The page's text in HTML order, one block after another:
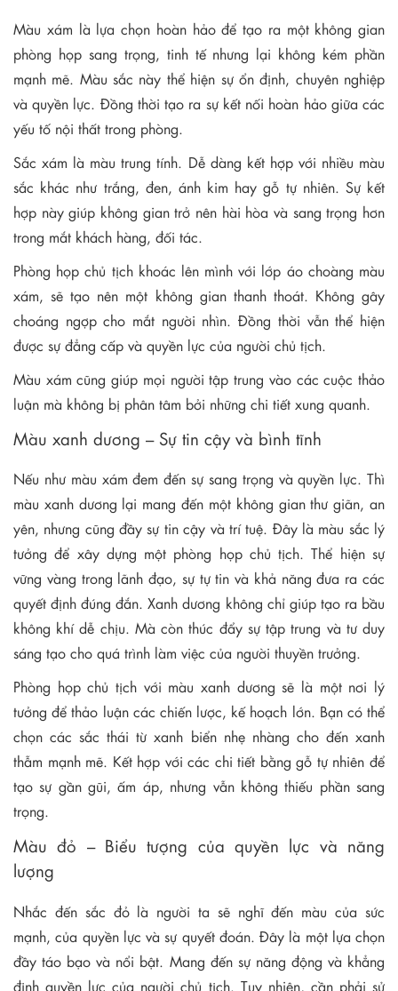
Màu xám là lựa chọn hoàn hảo để tạo ra một không gian
phòng họp sang trọng, tinh tế nhưng lại không kém phần
mạnh mẽ. Màu sắc này thể hiện sự ổn định, chuyên nghiệp
và quyền lực. Đồng thời tạo ra sự kết nối hoàn hảo giữa các
yếu tố nội thất trong phòng.
Sắc xám là màu trung tính. Dễ dàng kết hợp với nhiều màu
sắc khác như trắng, đen, ánh kim hay gỗ tự nhiên. Sự kết
hợp này giúp không gian trở nên hài hòa và sang trọng hơn
trong mắt khách hàng, đối tác.
Phòng họp chủ tịch khoác lên mình với lớp áo choàng màu
xám, sẽ tạo nên một không gian thanh thoát. Không gây
choáng ngợp cho mắt người nhìn. Đồng thời vẫn thể hiện
được sự đẳng cấp và quyền lực của người chủ tịch.
Màu xám cũng giúp mọi người tập trung vào các cuộc thảo
luận mà không bị phân tâm bởi những chi tiết xung quanh.
Màu xanh dương – Sự tin cậy và bình tĩnh
Nếu như màu xám đem đến sự sang trọng và quyền lực. Thì
màu xanh dương lại mang đến một không gian thư giãn, an
yên, nhưng cũng đầy sự tin cậy và trí tuệ. Đây là màu sắc lý
tưởng để xây dựng một phòng họp chủ tịch. Thể hiện sự
vững vàng trong lãnh đạo, sự tự tin và khả năng đưa ra các
quyết định đúng đắn. Xanh dương không chỉ giúp tạo ra bầu
không khí dễ chịu. Mà còn thúc đẩy sự tập trung và tư duy
sáng tạo cho quá trình làm việc của người thuyền trưởng.
Phòng họp chủ tịch với màu xanh dương sẽ là một nơi lý
tưởng để thảo luận các chiến lược, kế hoạch lớn. Bạn có thể
chọn các sắc thái từ xanh biển nhẹ nhàng cho đến xanh
thẫm mạnh mẽ. Kết hợp với các chi tiết bằng gỗ tự nhiên để
tạo sự gần gũi, ấm áp, nhưng vẫn không thiếu phần sang
trọng.
Màu đỏ – Biểu tượng của quyền lực và năng
lượng
Nhắc đến sắc đỏ là người ta sẽ nghĩ đến màu của sức
mạnh, của quyền lực và sự quyết đoán. Đây là một lựa chọn
đầy táo bạo và nổi bật. Mang đến sự năng động và khẳng
định quyền lực của người chủ tịch. Tuy nhiên, cần phải sử